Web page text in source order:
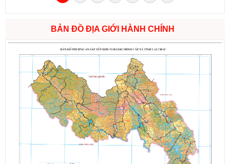
BẢN ĐỒ ĐỊA GIỚI HÀNH CHÍNH